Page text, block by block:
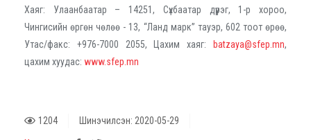
Хаяг: Улаанбаатар – 14251, Сүхбаатар дүүрэг, 1-р хороо,
Чингисийн өргөн чөлөө - 13, “Ланд марк” тауэр, 602 тоот өрөө,
Утас/факс: +976-7000 2055, Цахим хаяг:
batzaya@sfep.mn,
цахим хуудас: www.sfep.mn
1204 Шинэчилсэн: 2020-05-29